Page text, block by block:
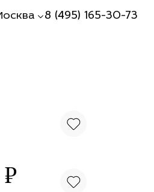
8 (495) 165-30-73
₽